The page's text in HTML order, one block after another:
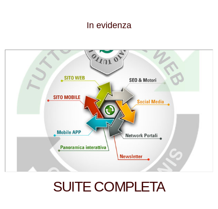
In evidenza
SUITE COMPLETA